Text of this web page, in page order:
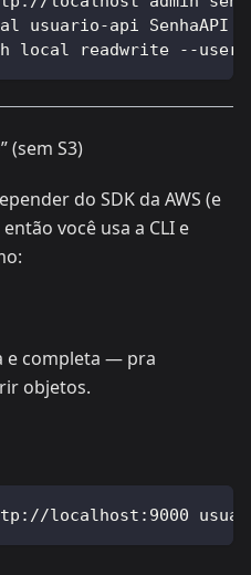
usuario-api SenhaAPI
local readwrite --user
(sem S3)
do SDK da AWS (e
você usa a CLI e
e completa — pra
objetos.
localhost:9000